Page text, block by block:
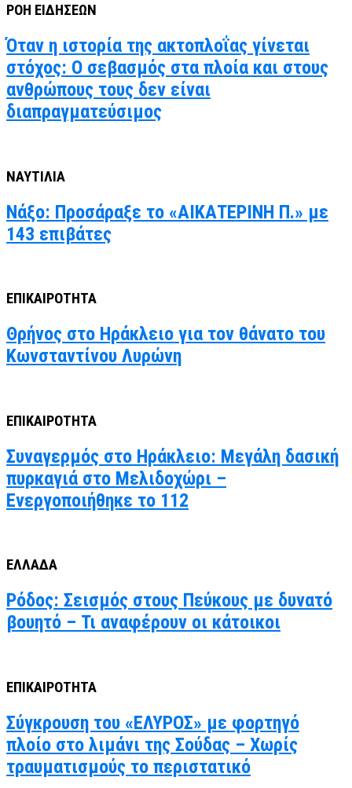
ΡΟΗ ΕΙΔΗΣΕΩΝ
Όταν η ιστορία της ακτοπλοΐας γίνεται
στόχος: Ο σεβασμός στα πλοία και στους
ανθρώπους τους δεν είναι
διαπραγματεύσιμος
ΝΑΥΤΙΛΙΑ
Νάξο: Προσάραξε το «ΑΙΚΑΤΕΡΙΝΗ Π.» με
143 επιβάτες
ΕΠΙΚΑΙΡΟΤΗΤΑ
Θρήνος στο Ηράκλειο για τον θάνατο του
Κωνσταντίνου Λυρώνη
ΕΠΙΚΑΙΡΟΤΗΤΑ
Συναγερμός στο Ηράκλειο: Μεγάλη δασική
πυρκαγιά στο Μελιδοχώρι –
Ενεργοποιήθηκε το 112
ΕΛΛΑΔΑ
Ρόδος: Σεισμός στους Πεύκους με δυνατό
βουητό – Τι αναφέρουν οι κάτοικοι
ΕΠΙΚΑΙΡΟΤΗΤΑ
Σύγκρουση του «ΕΛΥΡΟΣ» με φορτηγό
πλοίο στο λιμάνι της Σούδας – Χωρίς
τραυματισμούς το περιστατικό